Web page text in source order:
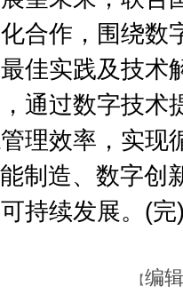
合作，围绕数
佳实践及技术
通过数字技术
理效率，实现
制造、数字创
持续发展。(完
【编